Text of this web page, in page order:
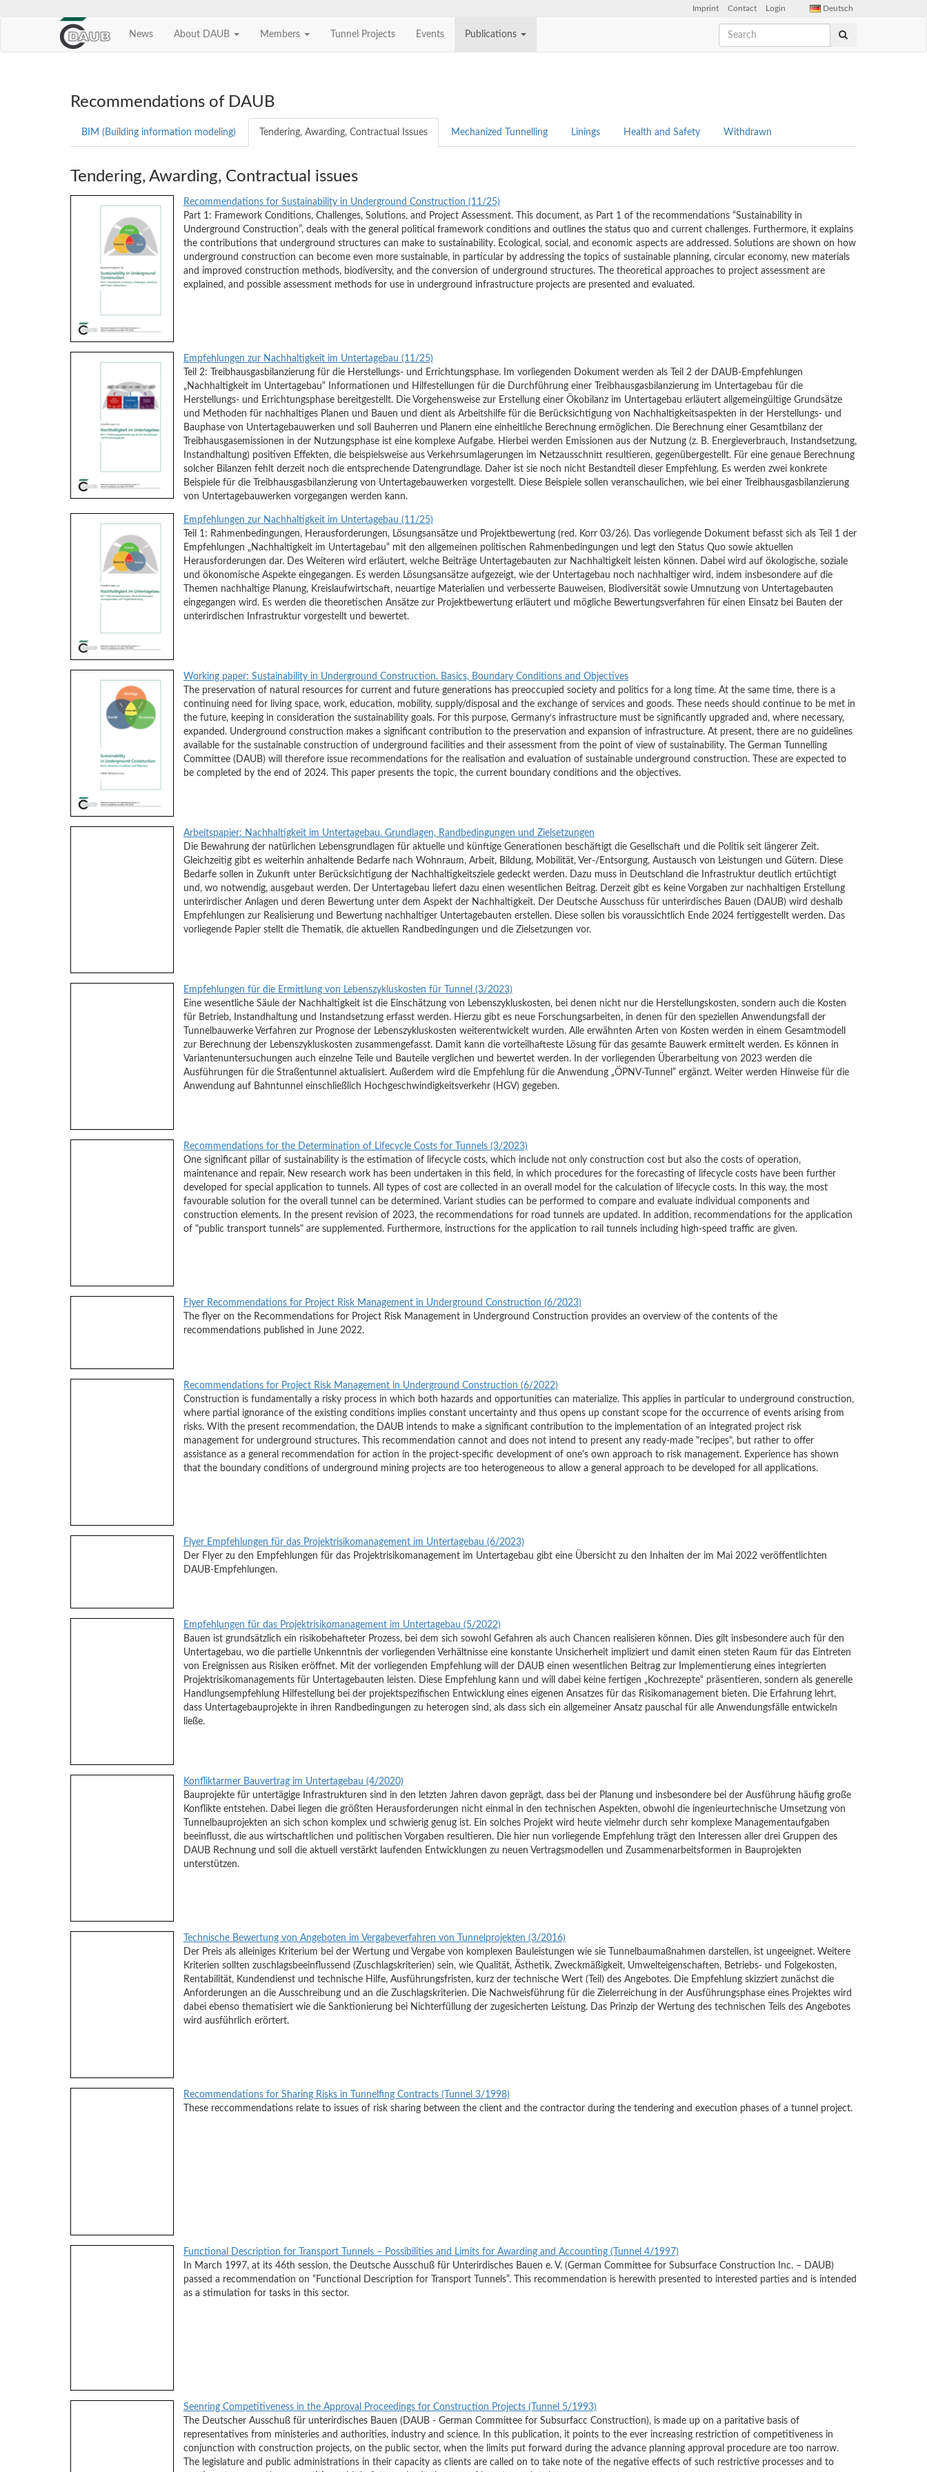
Deutsch
Imprint Contact Login
News About DAUB Members Tunnel Projects Events Publications
Recommendations of DAUB
BIM (Building information modeling) Tendering, Awarding, Contractual Issues Mechanized Tunnelling Linings Health and Safety Withdrawn
Tendering, Awarding, Contractual issues
Recommendations for Sustainability in Underground Construction (11/25)
Part 1: Framework Conditions, Challenges, Solutions, and Project Assessment. This document, as Part 1 of the recommendations “Sustainability in
Underground Construction”, deals with the general political framework conditions and outlines the status quo and current challenges. Furthermore, it explains
the contributions that underground structures can make to sustainability. Ecological, social, and economic aspects are addressed. Solutions are shown on how
underground construction can become even more sustainable, in particular by addressing the topics of sustainable planning, circular economy, new materials
and improved construction methods, biodiversity, and the conversion of underground structures. The theoretical approaches to project assessment are
explained, and possible assessment methods for use in underground infrastructure projects are presented and evaluated.
Empfehlungen zur Nachhaltigkeit im Untertagebau (11/25)
Teil 2: Treibhausgasbilanzierung für die Herstellungs- und Errichtungsphase. Im vorliegenden Dokument werden als Teil 2 der DAUB-Empfehlungen
„Nachhaltigkeit im Untertagebau“ Informationen und Hilfestellungen für die Durchführung einer Treibhausgasbilanzierung im Untertagebau für die
Herstellungs- und Errichtungsphase bereitgestellt. Die Vorgehensweise zur Erstellung einer Ökobilanz im Untertagebau erläutert allgemeingültige Grundsätze
und Methoden für nachhaltiges Planen und Bauen und dient als Arbeitshilfe für die Berücksichtigung von Nachhaltigkeitsaspekten in der Herstellungs- und
Bauphase von Untertagebauwerken und soll Bauherren und Planern eine einheitliche Berechnung ermöglichen. Die Berechnung einer Gesamtbilanz der
Treibhausgasemissionen in der Nutzungsphase ist eine komplexe Aufgabe. Hierbei werden Emissionen aus der Nutzung (z. B. Energieverbrauch, Instandsetzung,
Instandhaltung) positiven Effekten, die beispielsweise aus Verkehrsumlagerungen im Netzausschnitt resultieren, gegenübergestellt. Für eine genaue Berechnung
solcher Bilanzen fehlt derzeit noch die entsprechende Datengrundlage. Daher ist sie noch nicht Bestandteil dieser Empfehlung. Es werden zwei konkrete
Beispiele für die Treibhausgasbilanzierung von Untertagebauwerken vorgestellt. Diese Beispiele sollen veranschaulichen, wie bei einer Treibhausgasbilanzierung
von Untertagebauwerken vorgegangen werden kann.
Empfehlungen zur Nachhaltigkeit im Untertagebau (11/25)
Teil 1: Rahmenbedingungen, Herausforderungen, Lösungsansätze und Projektbewertung (red. Korr 03/26). Das vorliegende Dokument befasst sich als Teil 1 der
Empfehlungen „Nachhaltigkeit im Untertagebau“ mit den allgemeinen politischen Rahmenbedingungen und legt den Status Quo sowie aktuellen
Herausforderungen dar. Des Weiteren wird erläutert, welche Beiträge Untertagebauten zur Nachhaltigkeit leisten können. Dabei wird auf ökologische, soziale
und ökonomische Aspekte eingegangen. Es werden Lösungsansätze aufgezeigt, wie der Untertagebau noch nachhaltiger wird, indem insbesondere auf die
Themen nachhaltige Planung, Kreislaufwirtschaft, neuartige Materialien und verbesserte Bauweisen, Biodiversität sowie Umnutzung von Untertagebauten
eingegangen wird. Es werden die theoretischen Ansätze zur Projektbewertung erläutert und mögliche Bewertungsverfahren für einen Einsatz bei Bauten der
unterirdischen Infrastruktur vorgestellt und bewertet.
Working paper: Sustainability in Underground Construction. Basics, Boundary Conditions and Objectives
The preservation of natural resources for current and future generations has preoccupied society and politics for a long time. At the same time, there is a
continuing need for living space, work, education, mobility, supply/disposal and the exchange of services and goods. These needs should continue to be met in
the future, keeping in consideration the sustainability goals. For this purpose, Germany‘s infrastructure must be significantly upgraded and, where necessary,
expanded. Underground construction makes a significant contribution to the preservation and expansion of infrastructure. At present, there are no guidelines
available for the sustainable construction of underground facilities and their assessment from the point of view of sustainability. The German Tunnelling
Committee (DAUB) will therefore issue recommendations for the realisation and evaluation of sustainable underground construction. These are expected to
be completed by the end of 2024. This paper presents the topic, the current boundary conditions and the objectives.
Arbeitspapier: Nachhaltigkeit im Untertagebau. Grundlagen, Randbedingungen und Zielsetzungen
Die Bewahrung der natürlichen Lebensgrundlagen für aktuelle und künftige Generationen beschäftigt die Gesellschaft und die Politik seit längerer Zeit.
Gleichzeitig gibt es weiterhin anhaltende Bedarfe nach Wohnraum, Arbeit, Bildung, Mobilität, Ver-/Entsorgung, Austausch von Leistungen und Gütern. Diese
Bedarfe sollen in Zukunft unter Berücksichtigung der Nachhaltigkeitsziele gedeckt werden. Dazu muss in Deutschland die Infrastruktur deutlich ertüchtigt
und, wo notwendig, ausgebaut werden. Der Untertagebau liefert dazu einen wesentlichen Beitrag. Derzeit gibt es keine Vorgaben zur nachhaltigen Erstellung
unterirdischer Anlagen und deren Bewertung unter dem Aspekt der Nachhaltigkeit. Der Deutsche Ausschuss für unterirdisches Bauen (DAUB) wird deshalb
Empfehlungen zur Realisierung und Bewertung nachhaltiger Untertagebauten erstellen. Diese sollen bis voraussichtlich Ende 2024 fertiggestellt werden. Das
vorliegende Papier stellt die Thematik, die aktuellen Randbedingungen und die Zielsetzungen vor.
Empfehlungen für die Ermittlung von Lebenszykluskosten für Tunnel (3/2023)
Eine wesentliche Säule der Nachhaltigkeit ist die Einschätzung von Lebenszykluskosten, bei denen nicht nur die Herstellungskosten, sondern auch die Kosten
für Betrieb, Instandhaltung und Instandsetzung erfasst werden. Hierzu gibt es neue Forschungsarbeiten, in denen für den speziellen Anwendungsfall der
Tunnelbauwerke Verfahren zur Prognose der Lebenszykluskosten weiterentwickelt wurden. Alle erwähnten Arten von Kosten werden in einem Gesamtmodell
zur Berechnung der Lebenszykluskosten zusammengefasst. Damit kann die vorteilhafteste Lösung für das gesamte Bauwerk ermittelt werden. Es können in
Variantenuntersuchungen auch einzelne Teile und Bauteile verglichen und bewertet werden. In der vorliegenden Überarbeitung von 2023 werden die
Ausführungen für die Straßentunnel aktualisiert. Außerdem wird die Empfehlung für die Anwendung „ÖPNV-Tunnel“ ergänzt. Weiter werden Hinweise für die
Anwendung auf Bahntunnel einschließlich Hochgeschwindigkeitsverkehr (HGV) gegeben.
Recommendations for the Determination of Lifecycle Costs for Tunnels (3/2023)
One significant pillar of sustainability is the estimation of lifecycle costs, which include not only construction cost but also the costs of operation,
maintenance and repair. New research work has been undertaken in this field, in which procedures for the forecasting of lifecycle costs have been further
developed for special application to tunnels. All types of cost are collected in an overall model for the calculation of lifecycle costs. In this way, the most
favourable solution for the overall tunnel can be determined. Variant studies can be performed to compare and evaluate individual components and
construction elements. In the present revision of 2023, the recommendations for road tunnels are updated. In addition, recommendations for the application
of "public transport tunnels" are supplemented. Furthermore, instructions for the application to rail tunnels including high-speed traffic are given.
Flyer Recommendations for Project Risk Management in Underground Construction (6/2023)
The flyer on the Recommendations for Project Risk Management in Underground Construction provides an overview of the contents of the
recommendations published in June 2022.
Recommendations for Project Risk Management in Underground Construction (6/2022)
Construction is fundamentally a risky process in which both hazards and opportunities can materialize. This applies in particular to underground construction,
where partial ignorance of the existing conditions implies constant uncertainty and thus opens up constant scope for the occurrence of events arising from
risks. With the present recommendation, the DAUB intends to make a significant contribution to the implementation of an integrated project risk
management for underground structures. This recommendation cannot and does not intend to present any ready-made "recipes", but rather to offer
assistance as a general recommendation for action in the project-specific development of one's own approach to risk management. Experience has shown
that the boundary conditions of underground mining projects are too heterogeneous to allow a general approach to be developed for all applications.
Flyer Empfehlungen für das Projektrisikomanagement im Untertagebau (6/2023)
Der Flyer zu den Empfehlungen für das Projektrisikomanagement im Untertagebau gibt eine Übersicht zu den Inhalten der im Mai 2022 veröffentlichten
DAUB-Empfehlungen.
Empfehlungen für das Projektrisikomanagement im Untertagebau (5/2022)
Bauen ist grundsätzlich ein risikobehafteter Prozess, bei dem sich sowohl Gefahren als auch Chancen realisieren können. Dies gilt insbesondere auch für den
Untertagebau, wo die partielle Unkenntnis der vorliegenden Verhältnisse eine konstante Unsicherheit impliziert und damit einen steten Raum für das Eintreten
von Ereignissen aus Risiken eröffnet. Mit der vorliegenden Empfehlung will der DAUB einen wesentlichen Beitrag zur Implementierung eines integrierten
Projektrisikomanagements für Untertagebauten leisten. Diese Empfehlung kann und will dabei keine fertigen „Kochrezepte“ präsentieren, sondern als generelle
Handlungsempfehlung Hilfestellung bei der projektspezifischen Entwicklung eines eigenen Ansatzes für das Risikomanagement bieten. Die Erfahrung lehrt,
dass Untertagebauprojekte in ihren Randbedingungen zu heterogen sind, als dass sich ein allgemeiner Ansatz pauschal für alle Anwendungsfälle entwickeln
ließe.
Konfliktarmer Bauvertrag im Untertagebau (4/2020)
Bauprojekte für untertägige Infrastrukturen sind in den letzten Jahren davon geprägt, dass bei der Planung und insbesondere bei der Ausführung häufig große
Konflikte entstehen. Dabei liegen die größten Herausforderungen nicht einmal in den technischen Aspekten, obwohl die ingenieurtechnische Umsetzung von
Tunnelbauprojekten an sich schon komplex und schwierig genug ist. Ein solches Projekt wird heute vielmehr durch sehr komplexe Managementaufgaben
beeinflusst, die aus wirtschaftlichen und politischen Vorgaben resultieren. Die hier nun vorliegende Empfehlung trägt den Interessen aller drei Gruppen des
DAUB Rechnung und soll die aktuell verstärkt laufenden Entwicklungen zu neuen Vertragsmodellen und Zusammenarbeitsformen in Bauprojekten
unterstützen.
Technische Bewertung von Angeboten im Vergabeverfahren von Tunnelprojekten (3/2016)
Der Preis als alleiniges Kriterium bei der Wertung und Vergabe von komplexen Bauleistungen wie sie Tunnelbaumaßnahmen darstellen, ist ungeeignet. Weitere
Kriterien sollten zuschlagsbeeinflussend (Zuschlagskriterien) sein, wie Qualität, Ästhetik, Zweckmäßigkeit, Umwelteigenschaften, Betriebs- und Folgekosten,
Rentabilität, Kundendienst und technische Hilfe, Ausführungsfristen, kurz der technische Wert (Teil) des Angebotes. Die Empfehlung skizziert zunächst die
Anforderungen an die Ausschreibung und an die Zuschlagskriterien. Die Nachweisführung für die Zielerreichung in der Ausführungsphase eines Projektes wird
dabei ebenso thematisiert wie die Sanktionierung bei Nichterfüllung der zugesicherten Leistung. Das Prinzip der Wertung des technischen Teils des Angebotes
wird ausführlich erörtert.
Recommendations for Sharing Risks in Tunnelfing Contracts (Tunnel 3/1998)
These reccommendations relate to issues of risk sharing between the client and the contractor during the tendering and execution phases of a tunnel project.
Functional Description for Transport Tunnels – Possibilities and Limits for Awarding and Accounting (Tunnel 4/1997)
In March 1997, at its 46th session, the Deutsche Ausschuß für Unterirdisches Bauen e. V. (German Committee for Subsurface Construction Inc. – DAUB)
passed a recommendation on “Functional Description for Transport Tunnels”. This recommendation is herewith presented to interested parties and is intended
as a stimulation for tasks in this sector.
Seenring Competitiveness in the Approval Proceedings for Construction Projects (Tunnel 5/1993)
The Deutscher Ausschuß für unterirdisches Bauen (DAUB - German Committee for Subsurfacc Construction), is made up on a paritative basis of
representatives from ministeries and authorities, industry and science. In this publication, it points to the ever increasing restriction of competitiveness in
conjunction with construction projects, on the public sector, when the limits put forward during the advance planning approval procedure are too narrow.
The legislature and public administrations in their capacity as clients are called on to take note of the negative effects of such restrictive processes and to